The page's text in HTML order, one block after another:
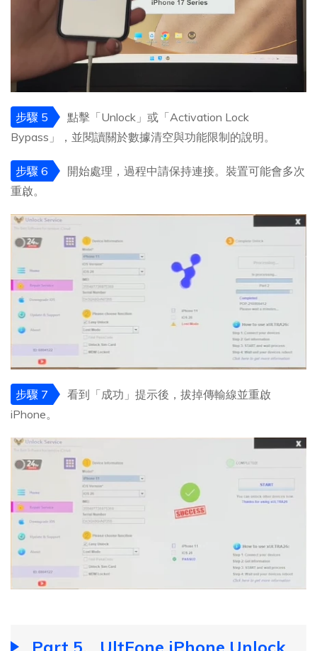
步驟 5
點擊「Unlock」或「Activation Lock
Bypass」，並閱讀關於數據清空與功能限制的說明。
步驟 6
開始處理，過程中請保持連接。裝置可能會多次
重啟。
步驟 7
看到「成功」提示後，拔掉傳輸線並重啟
iPhone。